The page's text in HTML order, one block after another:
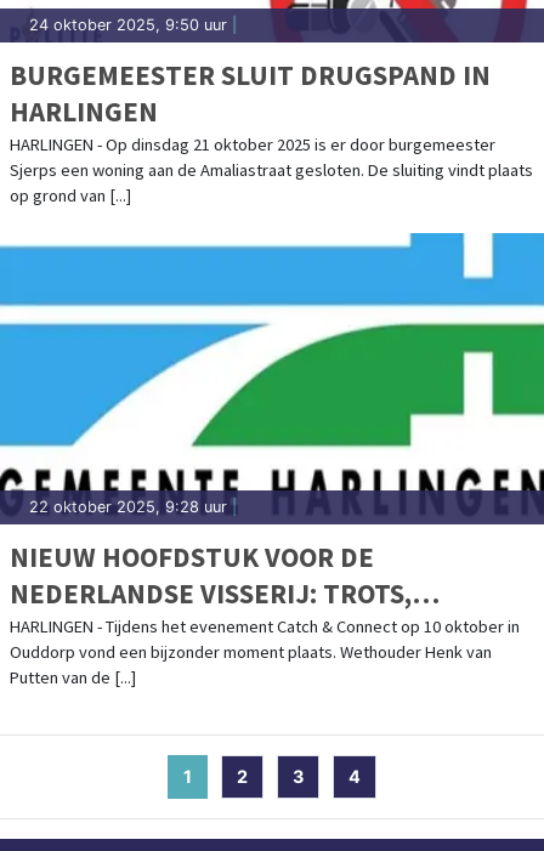
24 oktober 2025, 9:50 uur
BURGEMEESTER SLUIT DRUGSPAND IN
HARLINGEN
HARLINGEN - Op dinsdag 21 oktober 2025 is er door burgemeester
Sjerps een woning aan de Amaliastraat gesloten. De sluiting vindt plaats
op grond van [...]
22 oktober 2025, 9:28 uur |
NIEUW HOOFDSTUK VOOR DE
NEDERLANDSE VISSERIJ: TROTS,
TRADITIE EN TOEKOMST
HARLINGEN - Tijdens het evenement Catch & Connect op 10 oktober in
Ouddorp vond een bijzonder moment plaats. Wethouder Henk van
Putten van de [...]
1 (current)
2 3 4